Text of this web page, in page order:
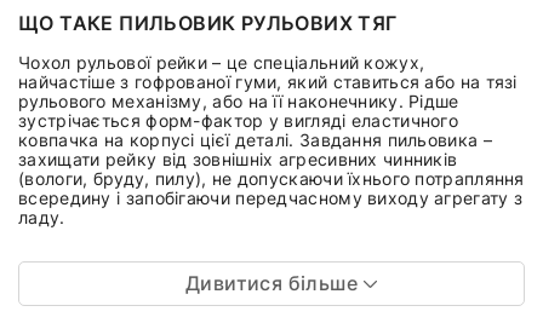
ЩО ТАКЕ ПИЛЬОВИК РУЛЬОВИХ ТЯГ
Чохол рульової рейки – це спеціальний кожух,
найчастіше з гофрованої гуми, який ставиться або на тязі
рульового механізму, або на її наконечнику. Рідше
зустрічається форм-фактор у вигляді еластичного
ковпачка на корпусі цієї деталі. Завдання пильовика –
захищати рейку від зовнішніх агресивних чинників
(вологи, бруду, пилу), не допускаючи їхнього потрапляння
всередину і запобігаючи передчасному виходу агрегату з
ладу.
Дивитися більше